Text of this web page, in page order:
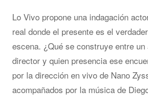
Lo Vivo propone una indagación
real donde el presente es el
escena. ¿Qué se construye entre un
director y quien presencia ese
por la dirección en vivo de Nano
acompañados por la música de